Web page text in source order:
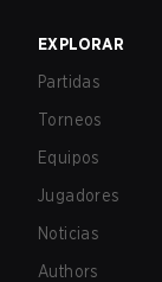
EXPLORAR
Partidas
Torneos
Equipos
Jugadores
Noticias
Authors